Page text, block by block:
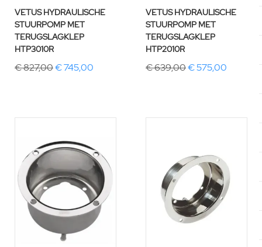
VETUS HYDRAULISCHE
STUURPOMP MET
TERUGSLAGKLEP
HTP3010R
€ 827,00€ 745,00
VETUS HYDRAULISCHE
STUURPOMP MET
TERUGSLAGKLEP
HTP2010R
€ 639,00€ 575,00